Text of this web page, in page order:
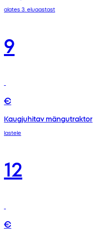
alates 3. eluaastast
9
€
Kaugjuhitav mängutraktor
lastele
12
€